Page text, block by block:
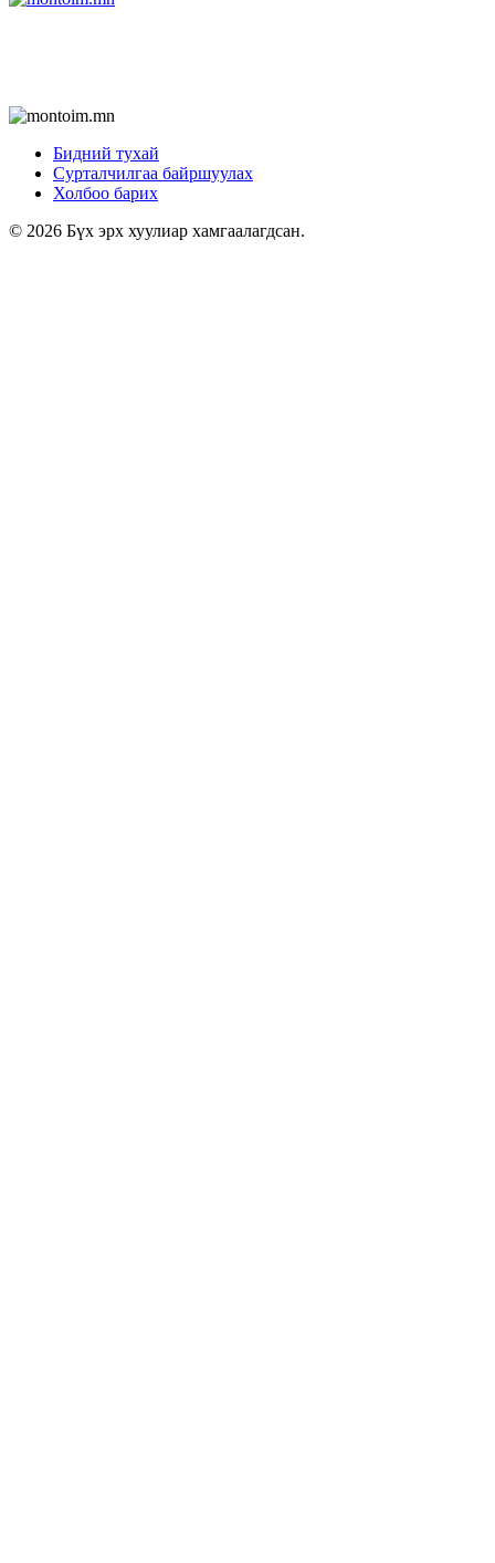
Бидний тухай
Сурталчилгаа байршуулах
Холбоо барих
© 2026 Бүх эрх хуулиар хамгаалагдсан.